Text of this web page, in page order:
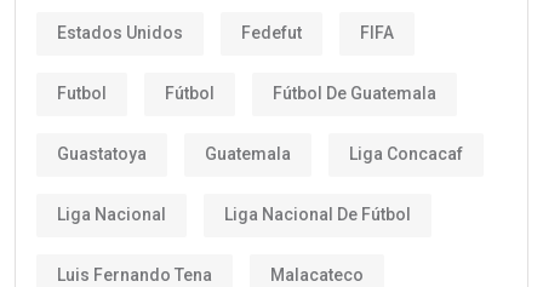
Estados Unidos Fedefut FIFA
Futbol Fútbol Fútbol De Guatemala
Guastatoya Guatemala Liga Concacaf
Liga Nacional Liga Nacional De Fútbol
Luis Fernando Tena Malacateco